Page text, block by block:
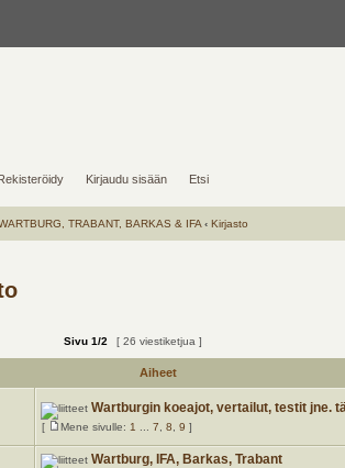
Kirjaudu sisään Etsi
TRABANT, BARKAS & IFA ‹ Kirjasto
Sivu 1/2 [ 26 viestiketjua ]
Aiheet
Wartburgin koeajot, vertailut, testit jne.
[ Mene sivulle: 1 7 8 9 ]
Wartburg, IFA, Barkas, Trabant